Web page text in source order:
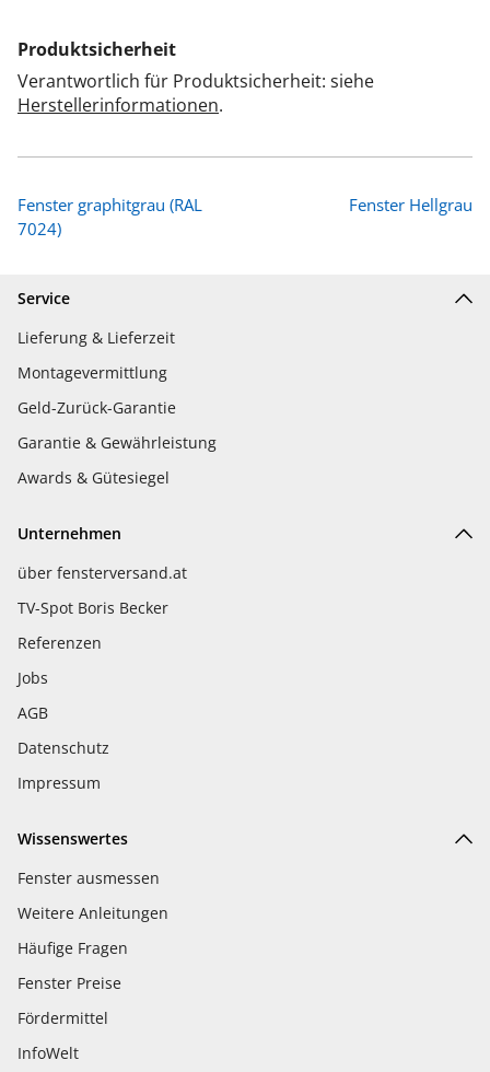
Produktsicherheit
Verantwortlich für Produktsicherheit: siehe
Herstellerinformationen.
Fenster graphitgrau (RAL
7024)
Fenster Hellgrau
Service
Lieferung & Lieferzeit
Montagevermittlung
Geld-Zurück-Garantie
Garantie & Gewährleistung
Awards & Gütesiegel
Unternehmen
über fensterversand.at
TV-Spot Boris Becker
Referenzen
Jobs
AGB
Datenschutz
Impressum
Wissenswertes
Fenster ausmessen
Weitere Anleitungen
Häufige Fragen
Fenster Preise
Fördermittel
InfoWelt